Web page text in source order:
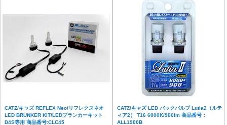
CATZ/キャズ REFLEX Neo/リフレクスネオ
LED BRUNKER KIT/LEDブランカーキット
D4S専用 商品番号:CLC45
CATZ/キャズ LED バックバルブ Lutia2（ルテ
ィア2） T16 6000K/900lm 商品番号：
ALL1900B